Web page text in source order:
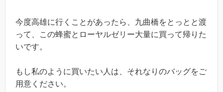
今度高雄に行くことがあったら、九曲橋をとっとと渡
って、この蜂蜜とローヤルゼリー大量に買って帰りた
いです。
もし私のように買いたい人は、それなりのバッグをご
用意ください。